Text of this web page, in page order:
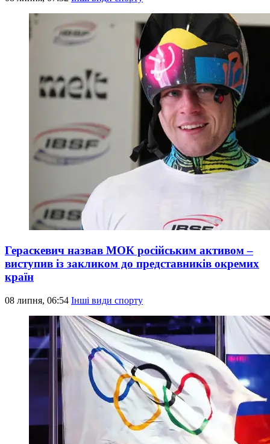
Гераскевич назвав МОК російським активом –
виступив із закликом до представників окремих
країн
08 липня, 06:54 Інші види спорту